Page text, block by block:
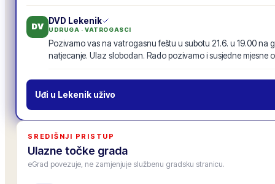
DV
DVD Lekenik
UDRUGA · VATROGASCI
Pozivamo vas na vatrogasnu feštu u subotu 21.6. u 19.00
natjecanje. Ulaz slobodan. Rado pozivamo i susjedne mjesne
POZIV
Vatrogasna fešta · 21.6.
19odgovora·94lajkova
MO Centar
MJESNI ODBOR
Inicijativu za nogostup uz glavnu cestu s 87 potpisa proslijedili
prenosimo u zajednički tok objava, da je vide i drugi mjesni
11odgovora· 52lajkova
Uđi u Lekenik uživo
SREDIŠNJI PRISTUP
Ulazne točke grada
eGrad povezuje, ne zamjenjuje službenu gradsku stranicu.